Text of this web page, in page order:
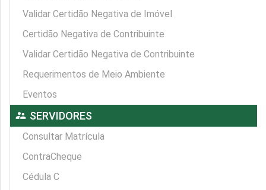
Validar Certidão Negativa de Imóvel
Certidão Negativa de Contribuinte
Validar Certidão Negativa de Contribuinte
Requerimentos de Meio Ambiente
Eventos
supervisor_account SERVIDORES
Consultar Matrícula
ContraCheque
Cédula C